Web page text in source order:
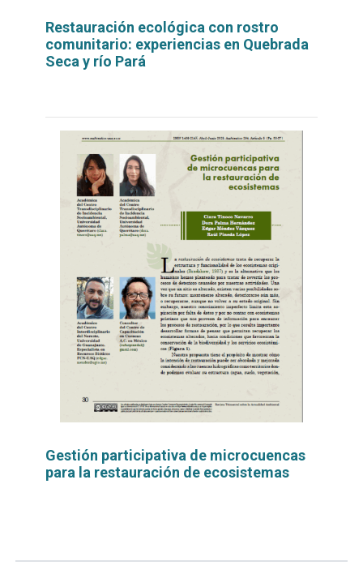
Restauración ecológica con rostro
comunitario: experiencias en Quebrada
Seca y río Pará
Gestión participativa de microcuencas
para la restauración de ecosistemas